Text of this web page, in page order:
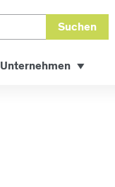
Suchen
Unternehmen